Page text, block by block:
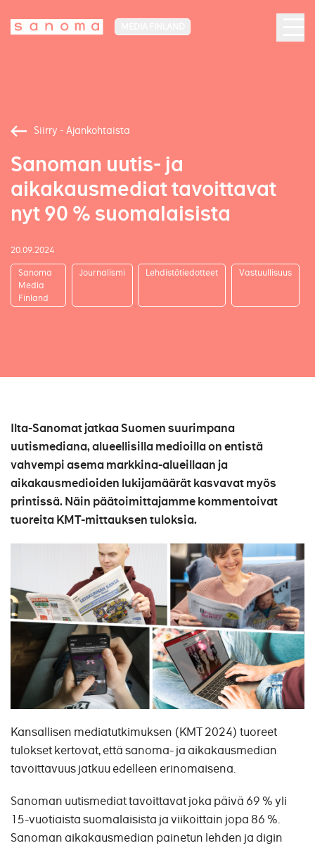
Siirry - Ajankohtaista
Sanoman uutis- ja
aikakausmediat tavoittavat
nyt 90 % suomalaisista
20.09.2024
Sanoma
Media
Finland
Journalismi Lehdistötiedotteet Vastuullisuus
Ilta-Sanomat jatkaa Suomen suurimpana
uutismediana, alueellisilla medioilla on entistä
vahvempi asema markkina-alueillaan ja
aikakausmedioiden lukijamäärät kasvavat myös
printissä. Näin päätoimittajamme kommentoivat
tuoreita KMT-mittauksen tuloksia.
Kansallisen mediatutkimuksen (KMT 2024) tuoreet
tulokset kertovat, että sanoma- ja aikakausmedian
tavoittavuus jatkuu edelleen erinomaisena.
Sanoman uutismediat tavoittavat joka päivä 69 % yli
15-vuotiaista suomalaisista ja viikoittain jopa 86 %.
Sanoman aikakausmedian painetun lehden ja digin